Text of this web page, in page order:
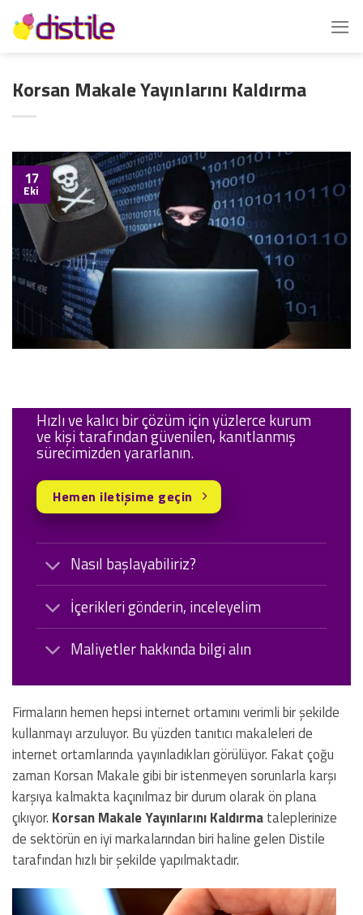
İçeriğe
atla
Korsan Makale Yayınlarını Kaldırma
17
Eki
Nasıl başlayabiliriz?
İçerikleri gönderin, inceleyelim
Maliyetler hakkında bilgi alın
Hızlı ve kalıcı bir çözüm için yüzlerce kurum
ve kişi tarafından güvenilen, kanıtlanmış
sürecimizden yararlanın.
Hemen iletişime geçin
Firmaların hemen hepsi internet ortamını verimli bir şekilde
kullanmayı arzuluyor. Bu yüzden tanıtıcı makaleleri de
internet ortamlarında yayınladıkları görülüyor. Fakat çoğu
zaman Korsan Makale gibi bir istenmeyen sorunlarla karşı
karşıya kalmakta kaçınılmaz bir durum olarak ön plana
çıkıyor. Korsan Makale Yayınlarını Kaldırmataleplerinize
de sektörün en iyi markalarından biri haline gelen Distile
tarafından hızlı bir şekilde yapılmaktadır.